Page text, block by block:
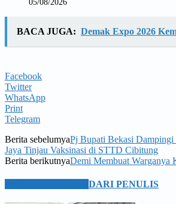
05/08/2026
BACA JUGA: Demak Expo 2026
Facebook
Twitter
WhatsApp
Print
Telegram
Berita sebelumyaPj Bupati Bekasi Dampingi
Jaya Tinjau Vaksinasi di STTD Cibitung
Berita berikutnyaDemi Membuat Warganya
DARI PENULIS